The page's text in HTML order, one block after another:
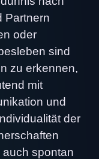
Partnern
oder
sind
zu erkennen,
mit
und
der
spontan